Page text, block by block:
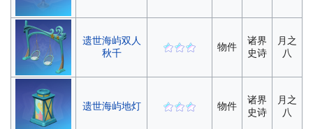
遗世海屿双人
秋千
物件
诸界
史诗
月之
八
遗世海屿地灯 物件
诸界
史诗
月之
八